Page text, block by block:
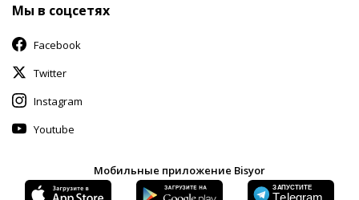
Мы в соцсетях
Facebook
Twitter
Instagram
Youtube
Мобильные приложение Bisyor